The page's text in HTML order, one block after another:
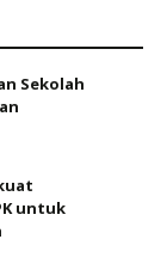
Sekolah
untuk